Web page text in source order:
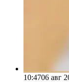
10:4706 авг